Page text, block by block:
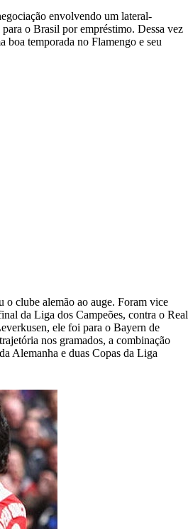
envolvendo um lateral-
o Brasil por empréstimo. Dessa vez
temporada no Flamengo e seu
clube alemão ao auge. Foram vice
da Liga dos Campeões, contra o Real
ele foi para o Bayern de
nos gramados, a combinação
Alemanha e duas Copas da Liga